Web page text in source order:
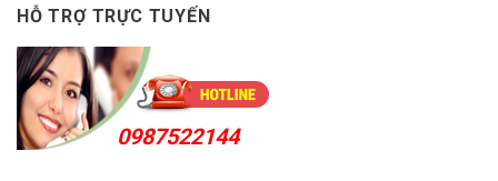
HỖ TRỢ TRỰC TUYẾN
0987522144